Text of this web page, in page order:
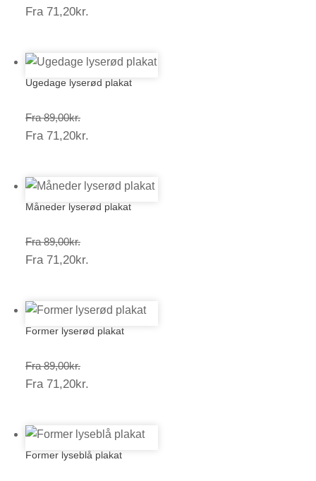
89,00kr.
Fra 71,20kr.
Ugedage lyserød plakat
Fra 89,00kr.Prisinterval:
89,00kr.
Fra 71,20kr.
Måneder lyserød plakat
Fra 89,00kr.Prisinterval:
89,00kr.
Fra 71,20kr.
Former lyserød plakat
Fra 89,00kr.Prisinterval:
89,00kr.
Fra 71,20kr.
Former lyseblå plakat